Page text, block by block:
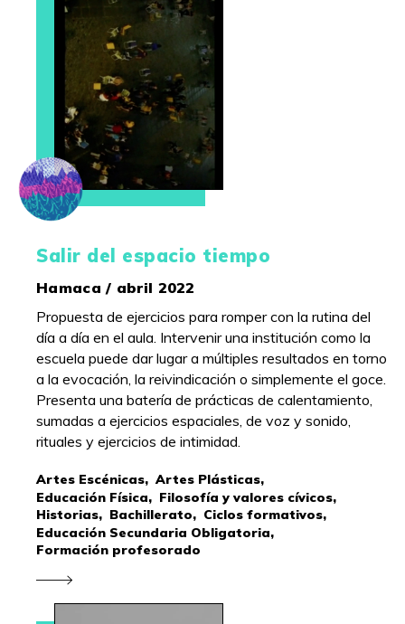
Salir del espacio tiempo
Hamaca / abril 2022
Propuesta de ejercicios para romper con la rutina del
día a día en el aula. Intervenir una institución como la
escuela puede dar lugar a múltiples resultados en torno
a la evocación, la reivindicación o simplemente el goce.
Presenta una batería de prácticas de calentamiento,
sumadas a ejercicios espaciales, de voz y sonido,
rituales y ejercicios de intimidad.
Artes Escénicas, Artes Plásticas,
Educación Física, Filosofía y valores cívicos,
Historias, Bachillerato, Ciclos formativos,
Educación Secundaria Obligatoria,
Formación profesorado